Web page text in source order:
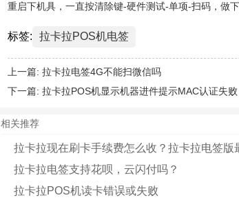
重启下机具，一直按清除键-硬件测试-单项-扫码，做
标签: 拉卡拉POS机电签
上一篇: 拉卡拉电签4G不能扫微信吗
下一篇: 拉卡拉POS机显示机器进件提示MAC认证失败
相关推荐
拉卡拉现在刷卡手续费怎么收？拉卡拉电签版
拉卡拉电签支持花呗，云闪付吗？
拉卡拉POS机读卡错误或失败